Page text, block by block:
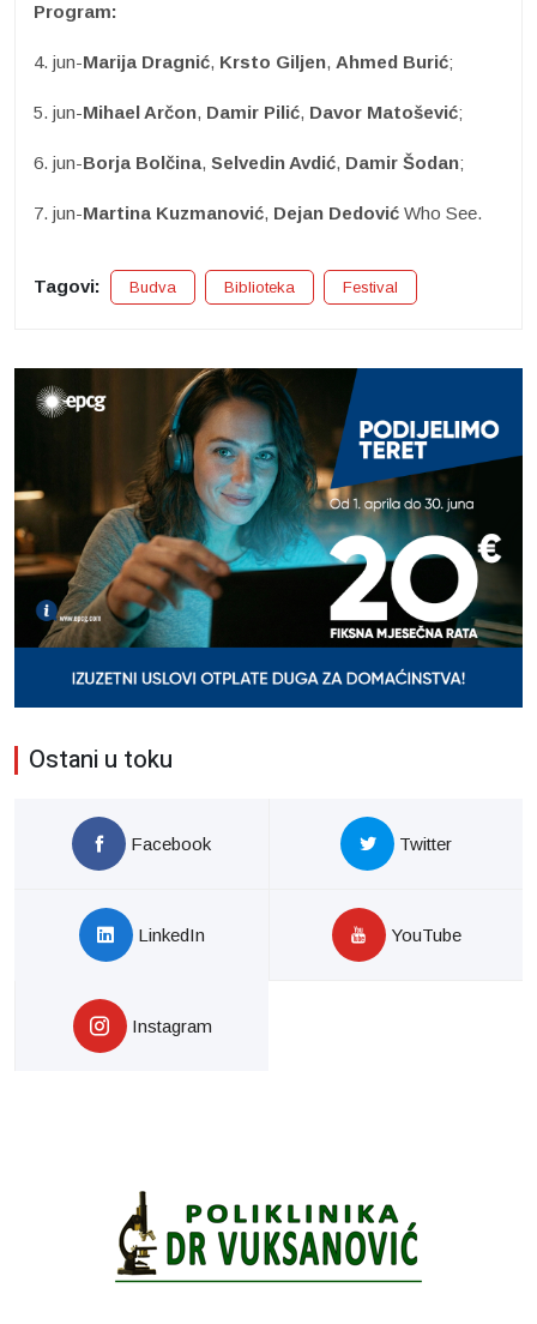
Program:
4. jun-Marija Dragnić, Krsto Giljen, Ahmed Burić;
5. jun-Mihael Arčon, Damir Pilić, Davor Matošević;
6. jun-Borja Bolčina, Selvedin Avdić, Damir Šodan;
7. jun-Martina Kuzmanović, Dejan Dedović Who See.
Tagovi: Budva Biblioteka Festival
Ostani u toku
Facebook Twitter
LinkedIn YouTube
Instagram